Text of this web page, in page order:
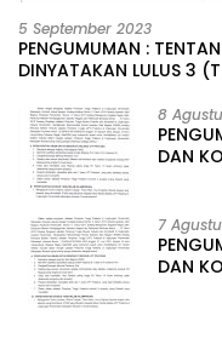
5 September 2023
PENGUMUMAN :
DINYATAKAN LULUS 3
LINGKUNGAN
8
DAN
7
DAN